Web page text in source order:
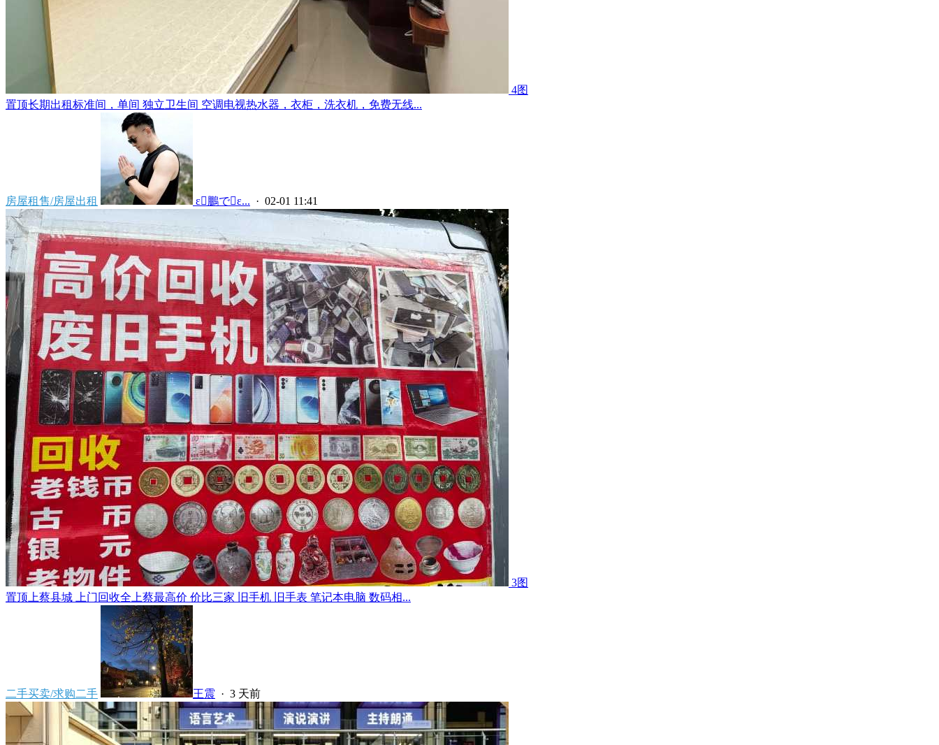
4图
置顶长期出租标准间，单间 独立卫生间 空调电视热水器，衣柜，洗衣机，免费无线...
房屋租售/房屋出租  ε鵬でε... · 02-01 11:41
3图
置顶 上蔡县城 上门回收全上蔡最高价 价比三家 旧手机 旧手表 笔记本电脑 数码相...
二手买卖/求购二手 王震 · 3 天前